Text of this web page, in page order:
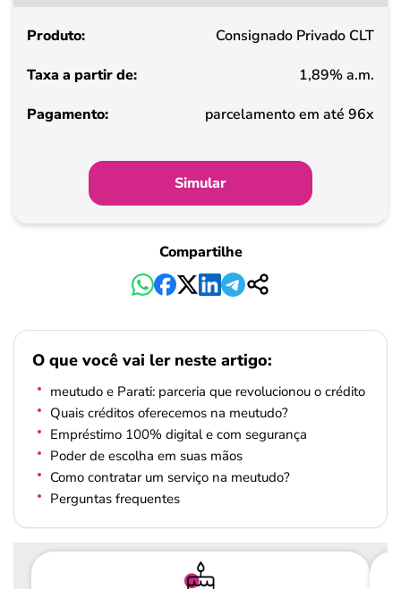
Consignado Privado CLT
1,89% a.m.
parcelamento em até 96x
Simular
Compartilhe
O que você vai ler neste artigo:
meutudo e Parati: parceria que revolucionou o crédito
Quais créditos oferecemos na meutudo?
Empréstimo 100% digital e com segurança
Poder de escolha em suas mãos
Como contratar um serviço na meutudo?
Perguntas frequentes